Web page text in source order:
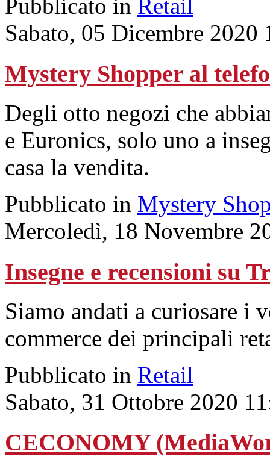
Pubblicato in Retail
Sabato, 05 Dicembre 2020
Mystery Shopper al
Degli otto negozi che
e Euronics, solo uno a
casa la vendita.
Pubblicato in Mystery
Mercoledì, 18 Novembre
Insegne e recensioni su
Siamo andati a curiosare i
commerce dei principali
Pubblicato in Retail
Sabato, 31 Ottobre 2020
CECONOMY